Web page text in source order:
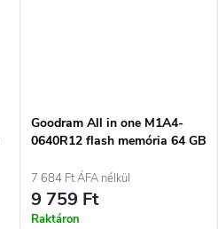
Goodram All in one M1A4-
0640R12 flash memória 64 GB
kártyaolvasó
7 684 Ft ÁFA nélkül
9 759 Ft
Raktáron